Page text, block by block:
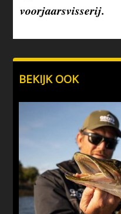
voorjaarsvisserij.
BEKIJK OOK